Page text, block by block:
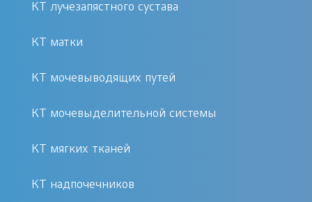
«Первый Доктор»
Современное оборудование для
Опытные врачи-рентгенологи с
большим стажем работы.
отсутствие очередей.
головы.
КТ лучезапястного сустава
КТ матки
КТ мочевыводящих путей
КТ мочевыделительной системы
КТ мягких тканей
КТ надпочечников